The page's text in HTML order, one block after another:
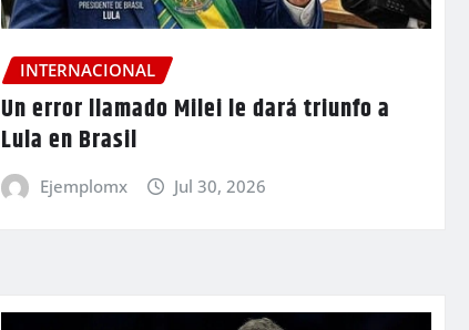
INTERNACIONAL
Un error llamado Milei le dará triunfo a
Lula en Brasil
Ejemplomx Jul 30, 2026